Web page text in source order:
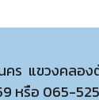
คร แขวงคลอง
หรือ 065-